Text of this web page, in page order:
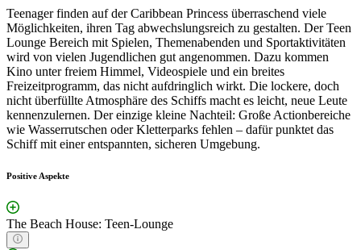
Teenager finden auf der Caribbean Princess überraschend viele
Möglichkeiten, ihren Tag abwechslungsreich zu gestalten. Der Teen
Lounge Bereich mit Spielen, Themenabenden und Sportaktivitäten
wird von vielen Jugendlichen gut angenommen. Dazu kommen
Kino unter freiem Himmel, Videospiele und ein breites
Freizeitprogramm, das nicht aufdringlich wirkt. Die lockere, doch
nicht überfüllte Atmosphäre des Schiffs macht es leicht, neue Leute
kennenzulernen. Der einzige kleine Nachteil: Große Actionbereiche
wie Wasserrutschen oder Kletterparks fehlen – dafür punktet das
Schiff mit einer entspannten, sicheren Umgebung.
Positive Aspekte
The Beach House: Teen-Lounge